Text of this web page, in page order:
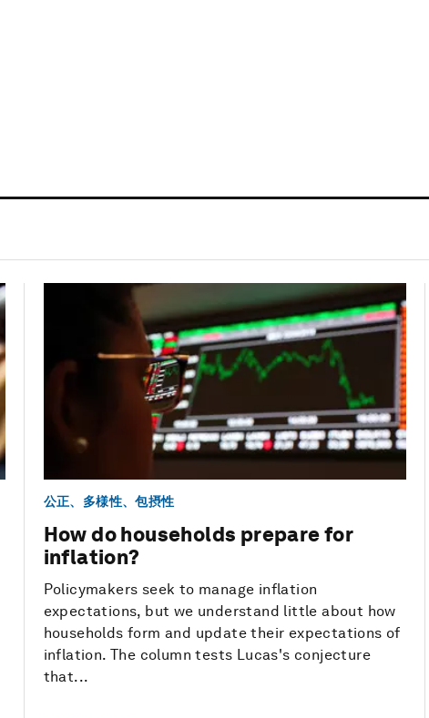
公正、多様性、包摂性
How do households prepare for
inflation?
Policymakers seek to manage inflation
expectations, but we understand little about how
households form and update their expectations of
inflation. The column tests Lucas's conjecture
that...